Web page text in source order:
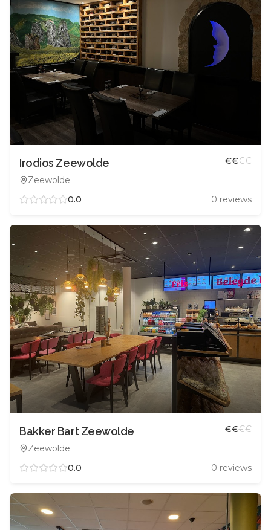
Irodios Zeewolde
Zeewolde
€€€€
0.0 0 reviews
Bakker Bart Zeewolde
Zeewolde
€€€€
0.0 0 reviews